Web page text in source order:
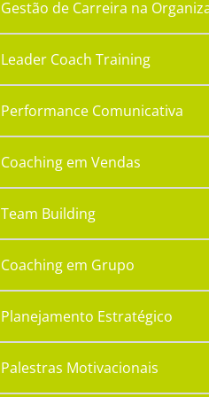
Gestão de Carreira na
Leader Coach Training
Performance Comunicativa
Coaching em Vendas
Team Building
Coaching em Grupo
Planejamento Estratégico
Palestras Motivacionais